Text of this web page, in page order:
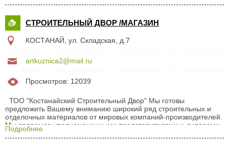
СТРОИТЕЛЬНЫЙ ДВОР /МАГАЗИН
КОСТАНАЙ, ул. Складская, д.7
artkuznica2@mail.ru
Просмотров: 12039
ТОО "Костанайский Строительный Двор" Мы готовы
предложить Вашему вниманию широкий ряд строительных и
отделочных материалов от мировых компаний-производителей.
Мы являемся уполномоченными представителями и дилерами
всех перечисленных ниже товаров: - кирпич магнитогорский,
Подробнее